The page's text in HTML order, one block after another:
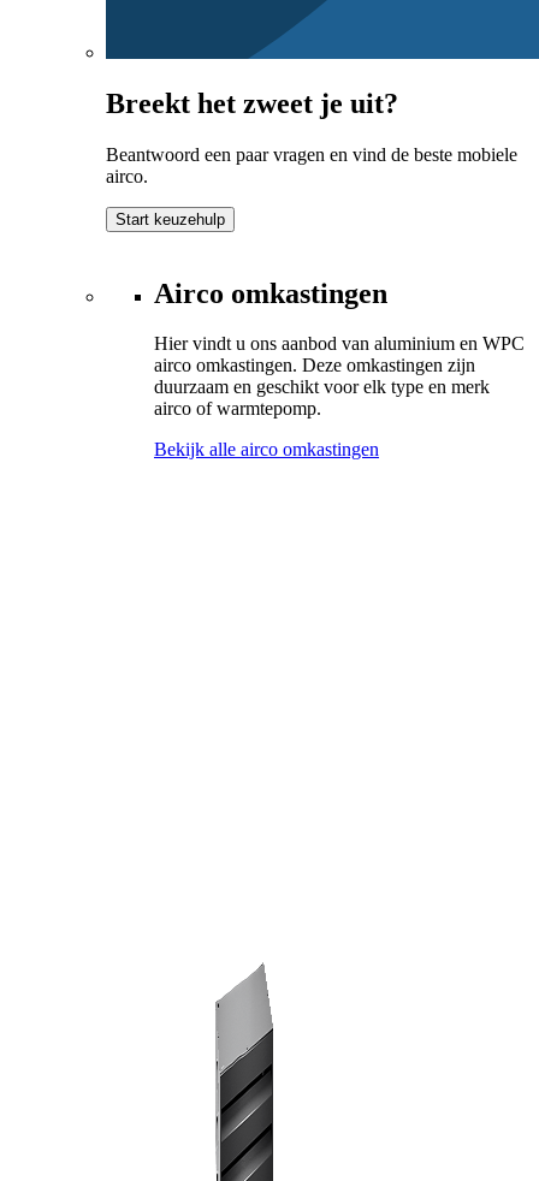
Breekt het zweet je uit?
Beantwoord een paar vragen en vind de beste mobiele
airco.
Start keuzehulp
Airco omkastingen
Hier vindt u ons aanbod van aluminium en WPC
airco omkastingen. Deze omkastingen zijn
duurzaam en geschikt voor elk type en merk
airco of warmtepomp.
Bekijk alle airco omkastingen